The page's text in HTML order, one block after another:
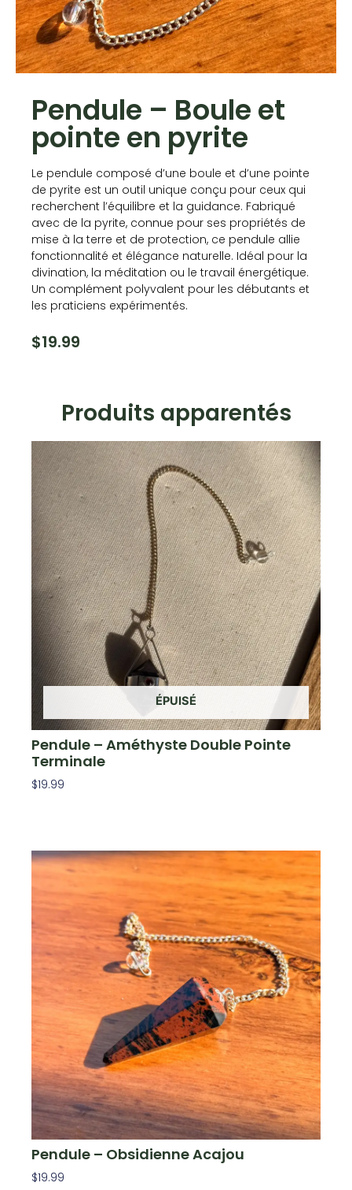
Pendule – Boule et
pointe en pyrite
Le pendule composé d’une boule et d’une pointe
de pyrite est un outil unique conçu pour ceux qui
recherchent l’équilibre et la guidance. Fabriqué
avec de la pyrite, connue pour ses propriétés de
mise à la terre et de protection, ce pendule allie
fonctionnalité et élégance naturelle. Idéal pour la
divination, la méditation ou le travail énergétique.
Un complément polyvalent pour les débutants et
les praticiens expérimentés.
$19.99
Produits apparentés
ÉPUISÉ
Pendule – Améthyste Double Pointe
Terminale
$19.99
Pendule – Obsidienne Acajou
$19.99